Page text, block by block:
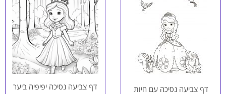
דף צביעה נסיכה עם חיות דף צביעה נסיכה יפיפיה ביער